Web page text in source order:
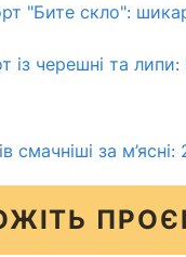
"Бите скло":
із черешні та
смачніші за